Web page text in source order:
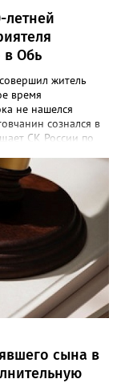
летней
в Обь
житель
время
не нашелся
сознался в
СК России по
в
29-летним
приятелю
в
дело с
для
лет
сына в